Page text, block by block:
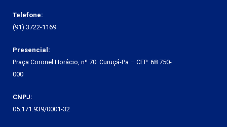
Telefone:
(91) 3722-1169
Presencial:
Praça Coronel Horácio, nº 70. Curuçá-Pa – CEP: 68.750-
000
CNPJ:
05.171.939/0001-32